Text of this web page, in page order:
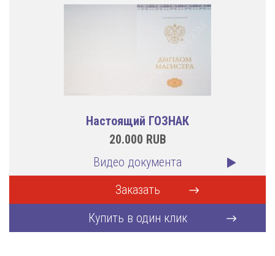
Настоящий ГОЗНАК
20.000 RUB
Видео документа
Заказать
Купить в один клик